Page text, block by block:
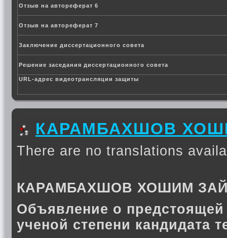
Отзыв на автореферат 6
Отзыв на автореферат 7
Заключение диссертационного совета
Решение заседания диссертационного совета
URL-адрес видеотрансляции защиты
КАРАМБАХШОВ
There are no translations
КАРАМБАХШОВ ХОШИМ
Объявление о предстоящей
ученой степени кандидата